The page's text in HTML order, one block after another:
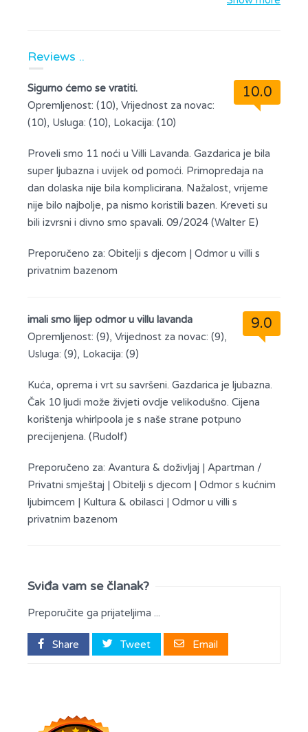
Reviews ..
10.0
Sigurno ćemo se vratiti.
Opremljenost: (10), Vrijednost za novac:
(10), Usluga: (10), Lokacija: (10)
Proveli smo 11 noći u Villi Lavanda. Gazdarica je bila
super ljubazna i uvijek od pomoći. Primopredaja na
dan dolaska nije bila komplicirana. Nažalost, vrijeme
nije bilo najbolje, pa nismo koristili bazen. Kreveti su
bili izvrsni i divno smo spavali. 09/2024 (Walter E)
Preporučeno za: Obitelji s djecom | Odmor u villi s
privatnim bazenom
9.0
imali smo lijep odmor u villu lavanda
Opremljenost: (9), Vrijednost za novac: (9),
Usluga: (9), Lokacija: (9)
Kuća, oprema i vrt su savršeni. Gazdarica je ljubazna.
Čak 10 ljudi može živjeti ovdje velikodušno. Cijena
korištenja whirlpoola je s naše strane potpuno
precijenjena. (Rudolf)
Preporučeno za: Avantura & doživljaj | Apartman /
Privatni smještaj | Obitelji s djecom | Odmor s kućnim
ljubimcem | Kultura & obilasci | Odmor u villi s
privatnim bazenom
Sviđa vam se članak?
Preporučite ga prijateljima ...
Share Tweet Email